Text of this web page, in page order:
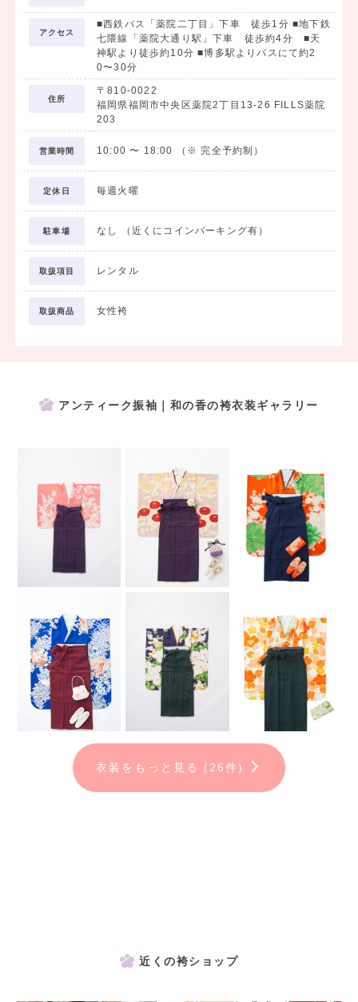
お早めにご見学下さい。
※サロンはマンションの1室のため「※予約制」となっております。
ご来店予約はお電話またはメールにてお気軽にどうぞ。
アクセス
■西鉄バス「薬院二丁目」下車 徒歩1分 ■地下鉄
七隈線「薬院大通り駅」下車 徒歩約4分 ■天
神駅より徒歩約10分 ■博多駅よりバスにて約2
0〜30分
住所
〒810-0022
福岡県福岡市中央区薬院2丁目13-26 FILLS薬院
203
営業時間 10:00 〜 18:00 （※ 完全予約制）
定休日 毎週火曜
駐車場 なし （近くにコインパーキング有）
取扱項目 レンタル
取扱商品 女性袴
アンティーク振袖｜和の香の袴衣装ギャラリー
衣装をもっと見る (26件)
近くの袴ショップ